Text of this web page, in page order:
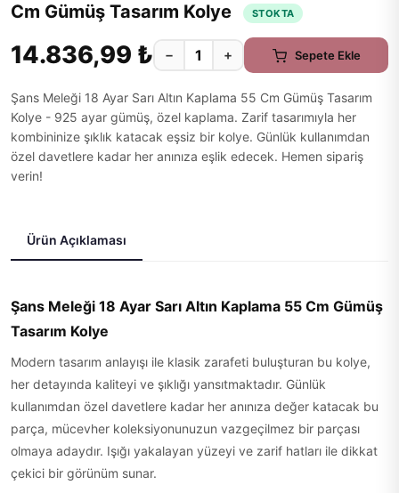
Cm Gümüş Tasarım Kolye
STOKTA
14.836,99 ₺ − + Sepete Ekle
Şans Meleği 18 Ayar Sarı Altın Kaplama 55 Cm Gümüş Tasarım
Kolye - 925 ayar gümüş, özel kaplama. Zarif tasarımıyla her
kombininize şıklık katacak eşsiz bir kolye. Günlük kullanımdan
özel davetlere kadar her anınıza eşlik edecek. Hemen sipariş
verin!
Ürün Açıklaması
Şans Meleği 18 Ayar Sarı Altın Kaplama 55 Cm Gümüş
Tasarım Kolye
Modern tasarım anlayışı ile klasik zarafeti buluşturan bu kolye,
her detayında kaliteyi ve şıklığı yansıtmaktadır. Günlük
kullanımdan özel davetlere kadar her anınıza değer katacak bu
parça, mücevher koleksiyonunuzun vazgeçilmez bir parçası
olmaya adaydır. Işığı yakalayan yüzeyi ve zarif hatları ile dikkat
çekici bir görünüm sunar.